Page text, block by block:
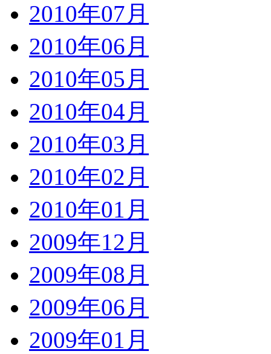
2010年07月
2010年06月
2010年05月
2010年04月
2010年03月
2010年02月
2010年01月
2009年12月
2009年08月
2009年06月
2009年01月